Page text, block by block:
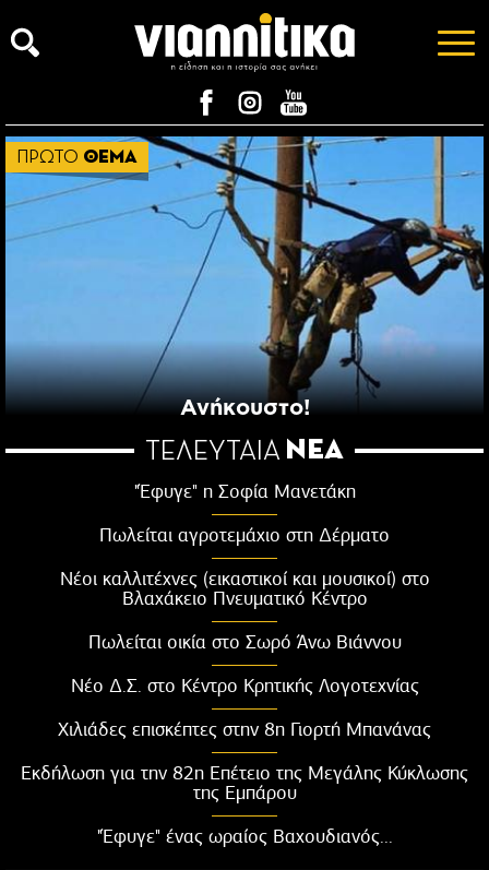
ΠΡΩΤΟ ΘΕΜΑ
Ανήκουστο!
ΤΕΛΕΥΤΑΙΑ ΝΕΑ
"Έφυγε" η Σοφία Μανετάκη
Πωλείται αγροτεμάχιο στη Δέρματο
Νέοι καλλιτέχνες (εικαστικοί και μουσικοί) στο
Βλαχάκειο Πνευματικό Κέντρο
Πωλείται οικία στο Σωρό Άνω Βιάννου
Νέο Δ.Σ. στο Κέντρο Κρητικής Λογοτεχνίας
Χιλιάδες επισκέπτες στην 8η Γιορτή Μπανάνας
Εκδήλωση για την 82η Επέτειο της Μεγάλης Κύκλωσης
της Εμπάρου
"Έφυγε" ένας ωραίος Βαχουδιανός...